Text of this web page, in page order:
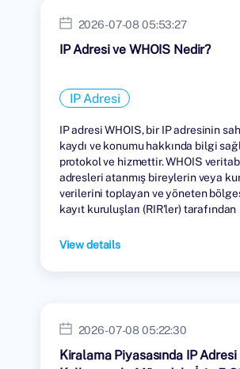
2026-07-08 05:53:27
IP Adresi ve WHOIS Nedir?
IP Adresi
IP adresi WHOIS, bir IP adresinin
kaydı ve konumu hakkında bilgi
protokol ve hizmettir. WHOIS
adresleri atanmış bireylerin veya
verilerini toplayan ve yöneten
kayıt kuruluşları (RIR'ler) tarafından
View details
2026-07-08 05:22:30
Kiralama Piyasasında IP